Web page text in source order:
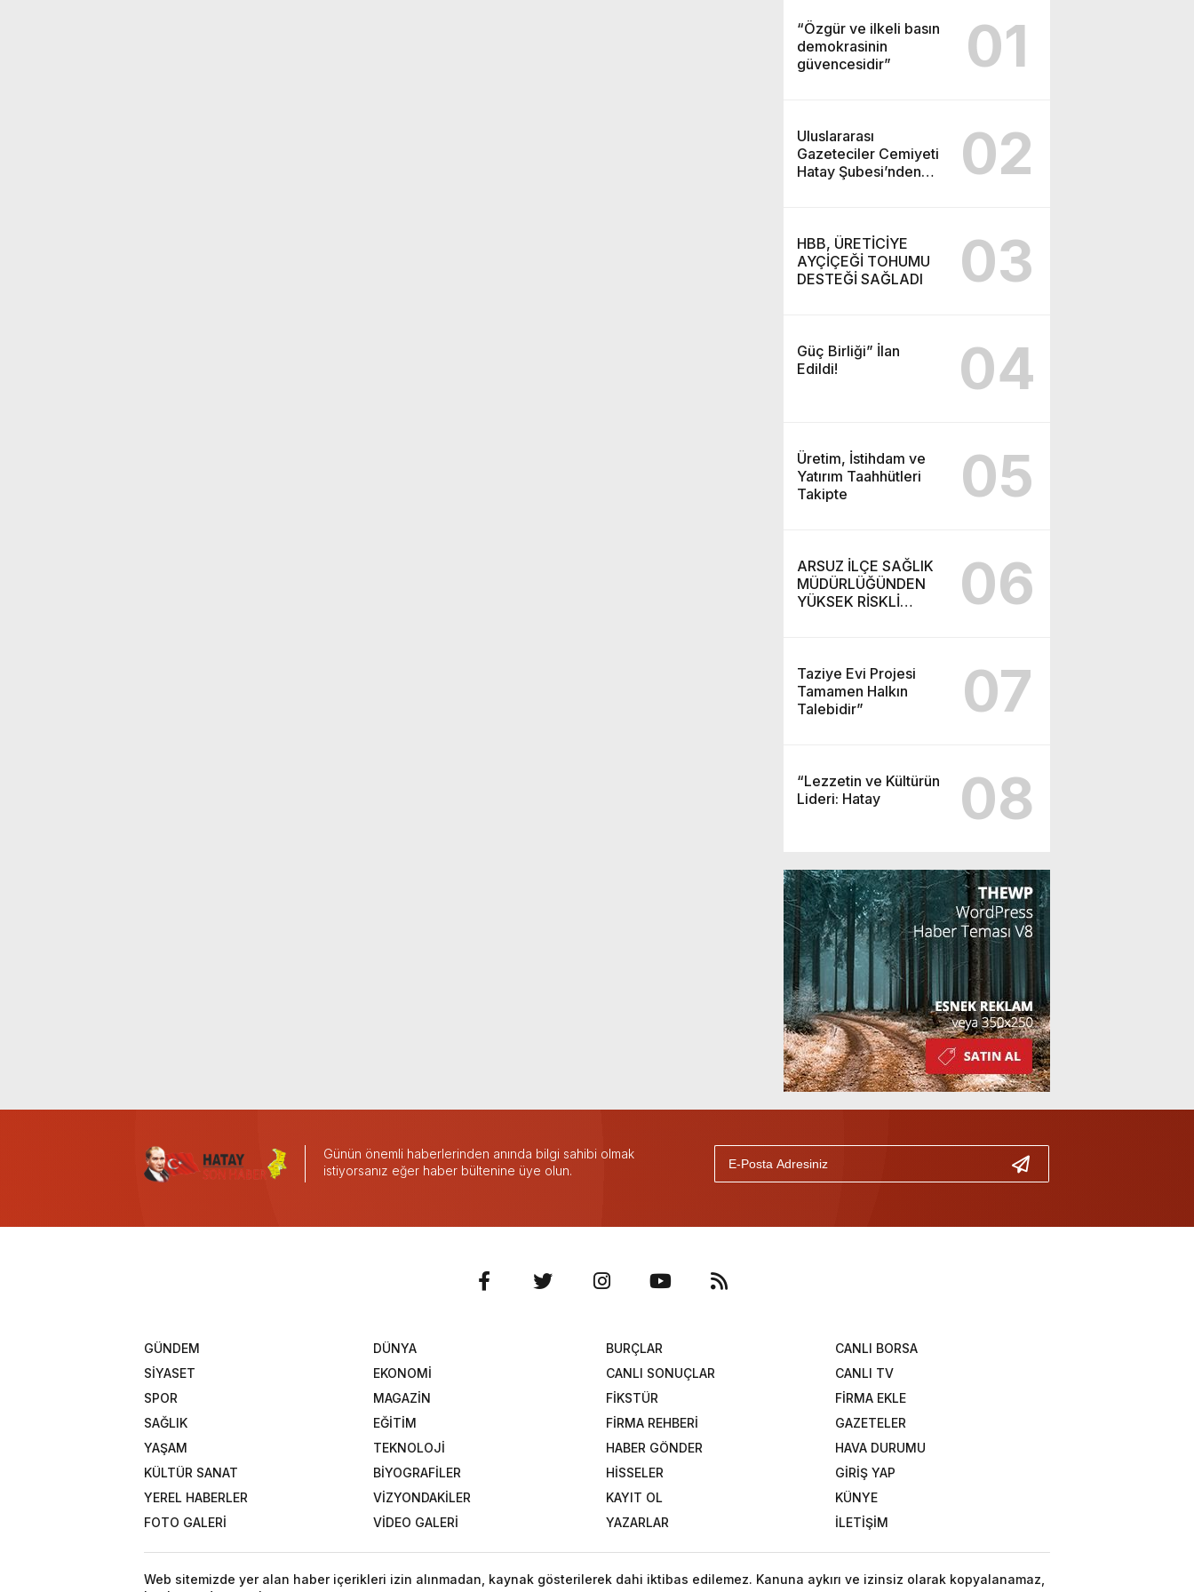
“Özgür ve ilkeli basın
demokrasinin
güvencesidir”
01
Uluslararası
Gazeteciler Cemiyeti
Hatay Şubesi’nden
02
HBB, ÜRETİCİYE
AYÇİÇEĞİ TOHUMU
DESTEĞİ SAĞLADI
03
Güç Birliği” İlan
Edildi!
04
Üretim, İstihdam ve
Yatırım Taahhütleri
Takipte
05
ARSUZ İLÇE SAĞLIK
MÜDÜRLÜĞÜNDEN
YÜKSEK RİSKLİ
06
Taziye Evi Projesi
Tamamen Halkın
Talebidir”
07
“Lezzetin ve Kültürün
Lideri: Hatay
08
Günün önemli haberlerinden anında bilgi sahibi olmak
istiyorsanız eğer haber bültenine üye olun.
GÜNDEM
DÜNYA
SİYASET
EKONOMİ
SPOR
MAGAZİN
SAĞLIK
EĞİTİM
YAŞAM
TEKNOLOJİ
KÜLTÜR SANAT
BİYOGRAFİLER
YEREL HABERLER
VİZYONDAKİLER
FOTO GALERİ
VİDEO GALERİ
BURÇLAR
CANLI BORSA
CANLI SONUÇLAR
CANLI TV
FİKSTÜR
FİRMA EKLE
FİRMA REHBERİ
GAZETELER
HABER GÖNDER
HAVA DURUMU
HİSSELER
GİRİŞ YAP
KAYIT OL
KÜNYE
YAZARLAR
İLETİŞİM
Web sitemizde yer alan haber içerikleri izin alınmadan, kaynak gösterilerek dahi iktibas edilemez. Kanuna aykırı ve izinsiz olarak kopyalanamaz,